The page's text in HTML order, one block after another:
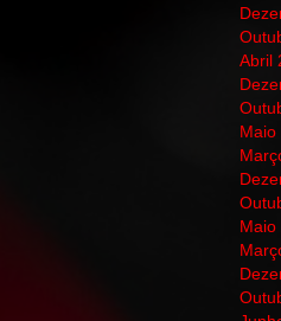
Abril
Maio
Maio